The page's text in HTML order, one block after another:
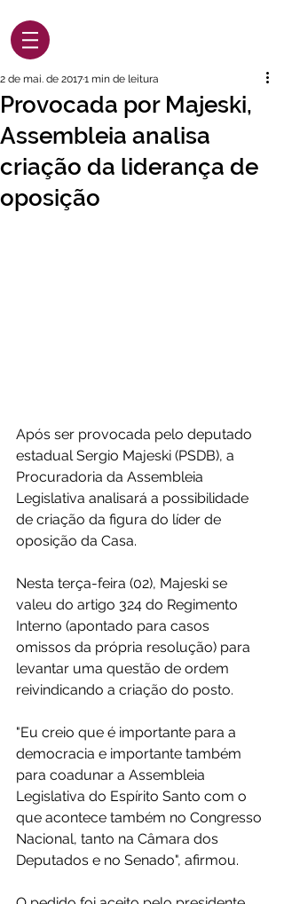
Provocada por Majeski,
Assembleia analisa
criação da liderança de
oposição
2 de mai. de 20171 min de leitura
Após ser provocada pelo deputado
estadual Sergio Majeski (PSDB), a
Procuradoria da Assembleia
Legislativa analisará a possibilidade
de criação da figura do líder de
oposição da Casa.
Nesta terça-feira (02), Majeski se
valeu do artigo 324 do Regimento
Interno (apontado para casos
omissos da própria resolução) para
levantar uma questão de ordem
reivindicando a criação do posto.
"Eu creio que é importante para a
democracia e importante também
para coadunar a Assembleia
Legislativa do Espírito Santo com o
que acontece também no Congresso
Nacional, tanto na Câmara dos
Deputados e no Senado", afirmou.